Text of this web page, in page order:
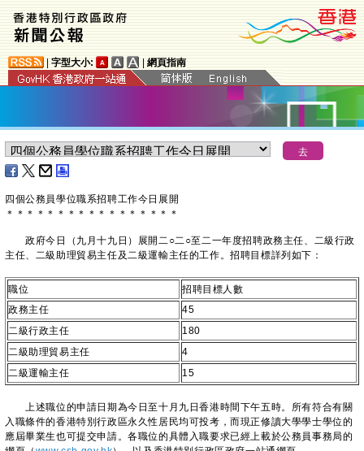
字型大小: 網頁指南
四個公務員學位職系招聘工作今日展開
＊ ＊ ＊ ＊ ＊ ＊ ＊ ＊ ＊ ＊ ＊ ＊ ＊ ＊ ＊ ＊ ＊
政府今日（九月十九日）展開二○二○至二一年度招聘政務主任、二級行政
主任、二級助理貿易主任及二級運輸主任的工作。招聘目標詳列如下：
職位
招聘目標人數
政務主任
45
二級行政主任
180
二級助理貿易主任
4
二級運輸主任
15
上述職位的申請日期為今日至十月九日香港時間下午五時。所有符合有關
入職條件的香港特別行政區永久性居民均可投考，而現正修讀大學學士學位的
應屆畢業生也可提交申請。各職位的具體入職要求已經上載於公務員事務局的